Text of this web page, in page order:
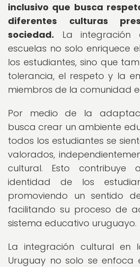
inclusivo que busca
diferentes culturas
sociedad. La integración
escuelas no solo enriquece
los estudiantes, sino que
tolerancia, el respeto y la
miembros de la comunidad
Por medio de la
busca crear un ambiente
todos los estudiantes se
valorados,
cultural. Esto contribuye
identidad de los
promoviendo un sentido
facilitando su proceso de
sistema educativo uruguayo.
La integración cultural en
Uruguay no solo se enfoca